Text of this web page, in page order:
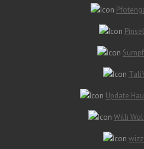
Update
Willi